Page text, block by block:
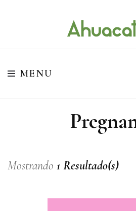
Ahuacati
O melhor da Internet em um só lugar
MENU
Mostrando 1 Resultado(s)